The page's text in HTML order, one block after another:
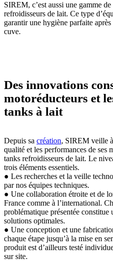
SIREM, c’est aussi une gamme
refroidisseurs de lait. Ce type
garantir une hygiène parfaite
cuve.
Des innovations
motoréducteurs et
tanks à lait
Depuis sa création, SIREM veille
qualité et les performances de ses
tanks refroidisseurs de lait. Le
trois éléments essentiels.
● Les recherches et la veille
par nos équipes techniques.
● Une collaboration étroite et de
France comme à l’international.
problématique présentée
solutions optimales.
● Une conception et une
chaque étape jusqu’à la mise en
produit est d’ailleurs testé
sur site.